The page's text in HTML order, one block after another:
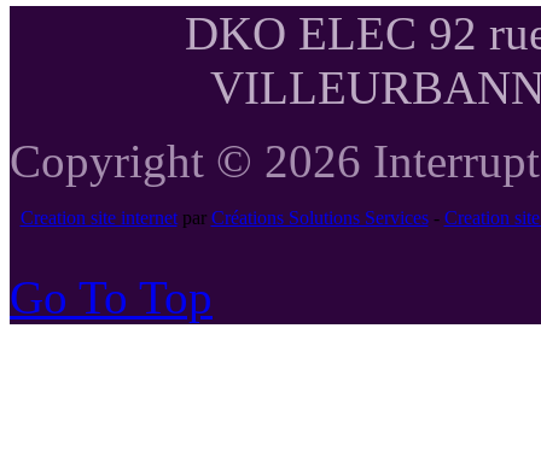
DKO ELEC 92
Copyright © 2026
Creation site internetpar Créations Solutions Services- Creation
Go To Top